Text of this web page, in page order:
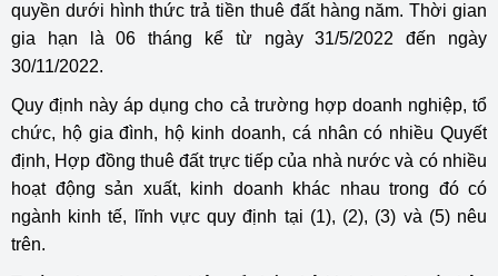
quyền dưới hình thức trả tiền thuê đất hàng năm. Thời gian
gia hạn là 06 tháng kể từ ngày 31/5/2022 đến ngày
30/11/2022.
Quy định này áp dụng cho cả trường hợp doanh nghiệp, tổ
chức, hộ gia đình, hộ kinh doanh, cá nhân có nhiều Quyết
định, Hợp đồng thuê đất trực tiếp của nhà nước và có nhiều
hoạt động sản xuất, kinh doanh khác nhau trong đó có
ngành kinh tế, lĩnh vực quy định tại (1), (2), (3) và (5) nêu
trên.